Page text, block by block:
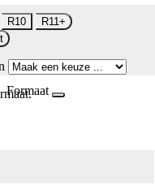
R10
R11+
Formaat